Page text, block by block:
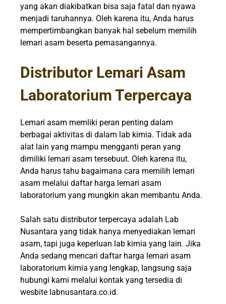
yang akan diakibatkan bisa saja fatal dan nyawa
menjadi taruhannya. Oleh karena itu, Anda harus
mempertimbangkan banyak hal sebelum memilih
lemari asam beserta pemasangannya.
Distributor Lemari Asam
Laboratorium Terpercaya
Lemari asam memliki peran penting dalam
berbagai aktivitas di dalam lab kimia. Tidak ada
alat lain yang mampu mengganti peran yang
dimiliki lemari asam tersebuut. Oleh karena itu,
Anda harus tahu bagaimana cara memilih lemari
asam melalui daftar harga lemari asam
laboratorium yang mungkin akan membantu Anda.
Salah satu distributor terpercaya adalah Lab
Nusantara yang tidak hanya menyediakan lemari
asam, tapi juga keperluan lab kimia yang lain. Jika
Anda sedang mencari daftar harga lemari asam
laboratorium kimia yang lengkap, langsung saja
hubungi kami melalui kontak yang tersedia di
wesbite labnusantara.co.id.